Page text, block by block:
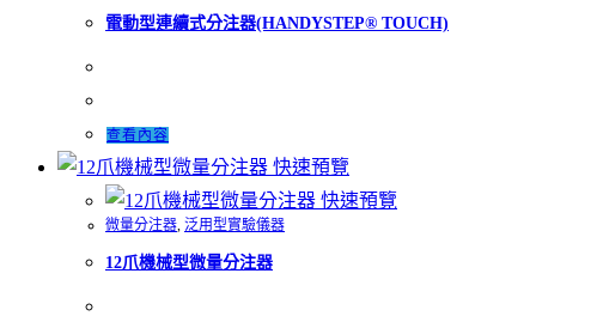
電動型連續式分注器(HANDYSTEP® TOUCH)
查看內容
快速預覽
快速預覽
微量分注器 泛用型實驗儀器
12爪機械型微量分注器